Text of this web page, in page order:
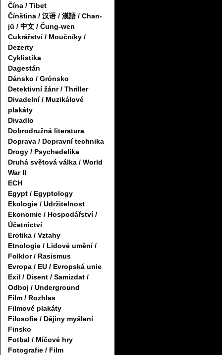
Čína / Tibet
Čínština / 汉语 / 漢語 / Chan-
jü / 中文 / Čung-wen
Cukrářství / Moučníky /
Dezerty
Cyklistika
Dagestán
Dánsko / Grónsko
Detektivní žánr / Thriller
Divadelní / Muzikálové
plakáty
Divadlo
Dobrodružná literatura
Doprava / Dopravní technika
Drogy / Psychedelika
Druhá světová válka / World
War II
ECH
Egypt / Egyptology
Ekologie / Udržitelnost
Ekonomie / Hospodářství /
Účetnictví
Erotika / Vztahy
Etnologie / Lidové umění /
Folklor / Rasismus
Evropa / EU / Evropská unie
Exil / Disent / Samizdat /
Odboj / Underground
Film / Rozhlas
Filmové plakáty
Filosofie / Dějiny myšlení
Finsko
Fotbal / Míčové hry
Fotografie / Film